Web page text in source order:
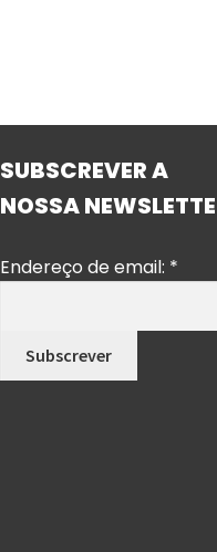
SUBSCREVER A
NOSSA
Endereço de email: *